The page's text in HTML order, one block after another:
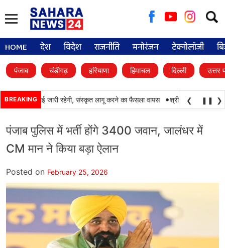
for:
HOME देश विदेश राजनीति मनोरंजन टेक्नोलॉजी
पंजाब चंडीगढ़ हरियाणा हिमाचल दिल्ली उत्तर
BREAKING
की पढ़ाई जारी रहेगी, संस्कृत लागू करने का फैसला वापस • श्री गुरु हरिकृष्ण
❮ ❚❚ ❯
पंजाब पुलिस में भर्ती होंगे 3400 जवान, जालंधर में
CM मान ने किया बड़ा ऐलान
Posted on February 25, 2026